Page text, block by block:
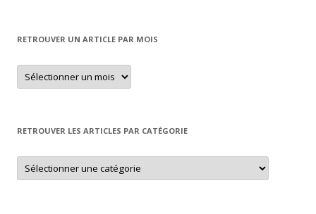
RETROUVER UN ARTICLE PAR MOIS
Retrouver
un
article
RETROUVER LES ARTICLES PAR CATÉGORIE
Retrouver
les
articles